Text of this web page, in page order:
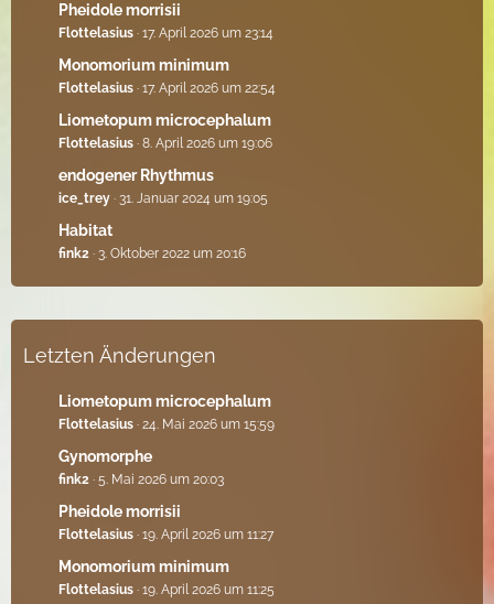
Pheidole morrisii
Flottelasius 17. April 2026 um 23:14
Monomorium minimum
Flottelasius 17. April 2026 um 22:54
Liometopum microcephalum
Flottelasius 8. April 2026 um 19:06
endogener Rhythmus
ice_trey 31. Januar 2024 um 19:05
Habitat
fink2 3. Oktober 2022 um 20:16
Letzten Änderungen
Liometopum microcephalum
Flottelasius 24. Mai 2026 um 15:59
Gynomorphe
fink2 5. Mai 2026 um 20:03
Pheidole morrisii
Flottelasius 19. April 2026 um 11:27
Monomorium minimum
Flottelasius 19. April 2026 um 11:25